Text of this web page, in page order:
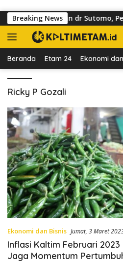
Breaking News
Trotoar di Jalan dr Sutomo,
Beranda Etam 24 Ekonomi
Ricky P Gozali
Ekonomi dan Bisnis Jumat, 3 Maret
Inflasi Kaltim Februari
Jaga Momentum